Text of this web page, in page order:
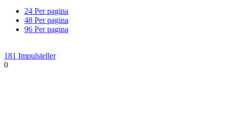
24 Per pagina
48 Per pagina
96 Per pagina
181 Impulsteller
0